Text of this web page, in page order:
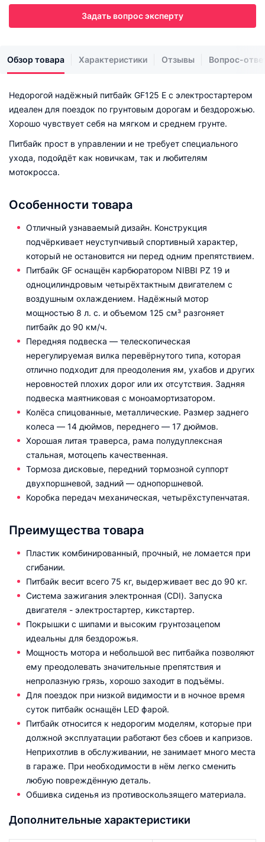
Задать вопрос эксперту
Обзор товара Характеристики Отзывы Вопрос-
Недорогой надёжный питбайк GF125 E с электростартером
идеален для поездок по грунтовым дорогам и бездорожью.
Хорошо чувствует себя на мягком и среднем грунте.
Питбайк прост в управлении и не требует специального
ухода, подойдёт как новичкам, так и любителям
мотокросса.
Особенности товара
Отличный узнаваемый дизайн. Конструкция
подчёркивает неуступчивый спортивный характер,
который не остановится ни перед одним препятствием.
Питбайк GF оснащён карбюратором NIBBI PZ 19 и
одноцилиндровым четырёхтактным двигателем с
воздушным охлаждением. Надёжный мотор
мощностью 8 л. с. и объемом 125 см³ разгоняет
питбайк до 90 км/ч.
Передняя подвеска — телескопическая
нерегулируемая вилка перевёрнутого типа, которая
отлично подходит для преодоления ям, ухабов и других
неровностей плохих дорог или их отсутствия. Задняя
подвеска маятниковая с моноамортизатором.
Колёса спицованные, металлические. Размер заднего
колеса — 14 дюймов, переднего — 17 дюймов.
Хорошая литая траверса, рама полудуплексная
стальная, мотоцепь качественная.
Тормоза дисковые, передний тормозной суппорт
двухпоршневой, задний — однопоршневой.
Коробка передач механическая, четырёхступенчатая.
Преимущества товара
Пластик комбинированный, прочный, не ломается при
сгибании.
Питбайк весит всего 75 кг, выдерживает вес до 90 кг.
Система зажигания электронная (CDI). Запуска
двигателя - электростартер, кикстартер.
Покрышки с шипами и высоким грунтозацепом
идеальны для бездорожья.
Мощность мотора и небольшой вес питбайка позволяют
ему преодолевать значительные препятствия и
непролазную грязь, хорошо заходит в подъёмы.
Для поездок при низкой видимости и в ночное время
суток питбайк оснащён LED фарой.
Питбайк относится к недорогим моделям, которые при
должной эксплуатации работают без сбоев и капризов.
Неприхотлив в обслуживании, не занимает много места
в гараже. При необходимости в нём легко сменить
любую повреждённую деталь.
Обшивка сиденья из противоскользящего материала.
Дополнительные характеристики